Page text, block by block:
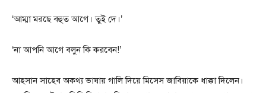
‘আম্মা মরছে বহুত আগে। তুই দে।’
‘না আপনি আগে বলুন কি করবেন!’
আহসান সাহেব অকথ্য ভাষায় গালি দিয়ে মিসেস জাবিয়াকে ধাক্কা দিলেন।